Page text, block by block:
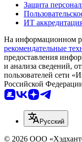
Защита
ИТ
На информационном
рекомендательные
предоставления
и анализа сведений,
пользователей сети
Российской
Русский
© 2026 ООО